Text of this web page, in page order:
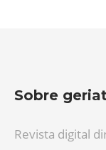
Sobre
Revista digital